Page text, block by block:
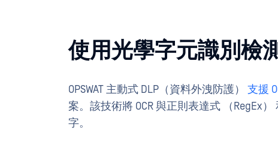
使用光學字元識別檢
OPSWAT 主動式 DLP（資料外洩防護） 支援
案。該技術將 OCR 與正則表達式 （RegEx
字。